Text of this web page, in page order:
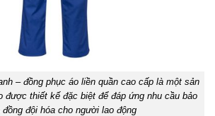
– đồng phục áo liền quần cao cấp là một sản
được thiết kế đặc biệt để đáp ứng nhu cầu bảo
đồng đội hóa cho người lao động